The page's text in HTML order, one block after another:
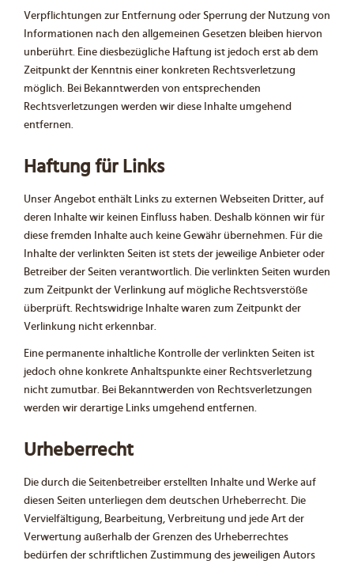
Verpflichtungen zur Entfernung oder Sperrung der Nutzung von
Informationen nach den allgemeinen Gesetzen bleiben hiervon
unberührt. Eine diesbezügliche Haftung ist jedoch erst ab dem
Zeitpunkt der Kenntnis einer konkreten Rechtsverletzung
möglich. Bei Bekanntwerden von entsprechenden
Rechtsverletzungen werden wir diese Inhalte umgehend
entfernen.
Haftung für Links
Unser Angebot enthält Links zu externen Webseiten Dritter, auf
deren Inhalte wir keinen Einfluss haben. Deshalb können wir für
diese fremden Inhalte auch keine Gewähr übernehmen. Für die
Inhalte der verlinkten Seiten ist stets der jeweilige Anbieter oder
Betreiber der Seiten verantwortlich. Die verlinkten Seiten wurden
zum Zeitpunkt der Verlinkung auf mögliche Rechtsverstöße
überprüft. Rechtswidrige Inhalte waren zum Zeitpunkt der
Verlinkung nicht erkennbar.
Eine permanente inhaltliche Kontrolle der verlinkten Seiten ist
jedoch ohne konkrete Anhaltspunkte einer Rechtsverletzung
nicht zumutbar. Bei Bekanntwerden von Rechtsverletzungen
werden wir derartige Links umgehend entfernen.
Urheberrecht
Die durch die Seitenbetreiber erstellten Inhalte und Werke auf
diesen Seiten unterliegen dem deutschen Urheberrecht. Die
Vervielfältigung, Bearbeitung, Verbreitung und jede Art der
Verwertung außerhalb der Grenzen des Urheberrechtes
bedürfen der schriftlichen Zustimmung des jeweiligen Autors